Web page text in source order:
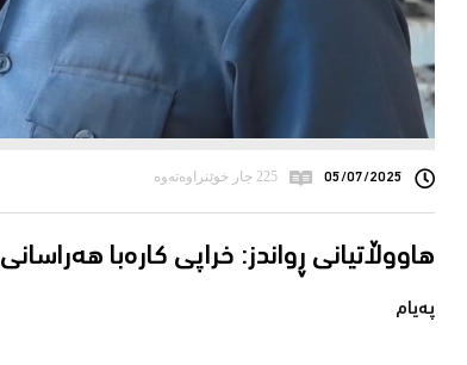
05/07/2025 225 جار خوێنراوەتەوە
هاووڵاتیانى ڕواندز: خراپى کارەبا
پەیام